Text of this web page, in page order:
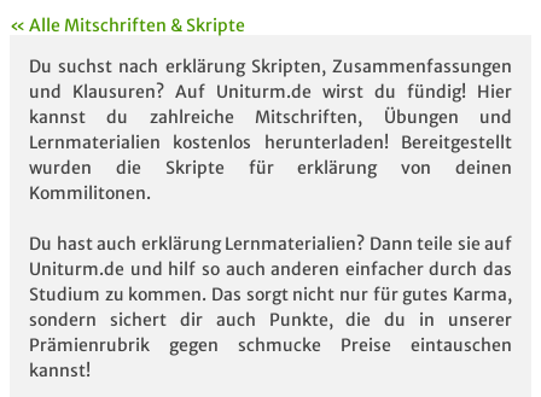
« Alle Mitschriften & Skripte
Du suchst nach erklärung Skripten, Zusammenfassungen
und Klausuren? Auf Uniturm.de wirst du fündig! Hier
kannst du zahlreiche Mitschriften, Übungen und
Lernmaterialien kostenlos herunterladen! Bereitgestellt
wurden die Skripte für erklärung von deinen
Kommilitonen.
Du hast auch erklärung Lernmaterialien? Dann teile sie auf
Uniturm.de und hilf so auch anderen einfacher durch das
Studium zu kommen. Das sorgt nicht nur für gutes Karma,
sondern sichert dir auch Punkte, die du in unserer
Prämienrubrik gegen schmucke Preise eintauschen
kannst!